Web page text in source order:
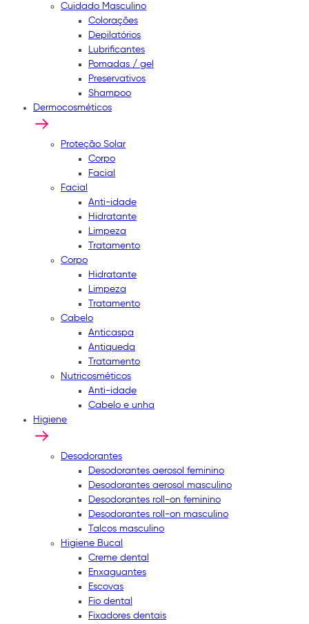
Cuidado Masculino
Colorações
Depilatórios
Lubrificantes
Pomadas / gel
Preservativos
Shampoo
Dermocosméticos
Proteção Solar
Corpo
Facial
Facial
Anti-idade
Hidratante
Limpeza
Tratamento
Corpo
Hidratante
Limpeza
Tratamento
Cabelo
Anticaspa
Antiqueda
Tratamento
Nutricosméticos
Anti-idade
Cabelo e unha
Higiene
Desodorantes
Desodorantes aerosol feminino
Desodorantes aerosol masculino
Desodorantes roll-on feminino
Desodorantes roll-on masculino
Talcos masculino
Higiene Bucal
Creme dental
Enxaguantes
Escovas
Fio dental
Fixadores dentais